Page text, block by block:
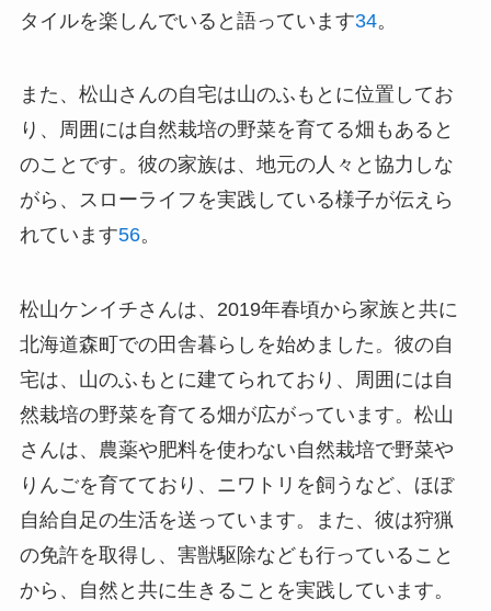
タイルを楽しんでいると語っています34。
また、松山さんの自宅は山のふもとに位置してお
り、周囲には自然栽培の野菜を育てる畑もあると
のことです。彼の家族は、地元の人々と協力しな
がら、スローライフを実践している様子が伝えら
れています56。
松山ケンイチさんは、2019年春頃から家族と共に
北海道森町での田舎暮らしを始めました。彼の自
宅は、山のふもとに建てられており、周囲には自
然栽培の野菜を育てる畑が広がっています。松山
さんは、農薬や肥料を使わない自然栽培で野菜や
りんごを育てており、ニワトリを飼うなど、ほぼ
自給自足の生活を送っています。また、彼は狩猟
の免許を取得し、害獣駆除なども行っていること
から、自然と共に生きることを実践しています。